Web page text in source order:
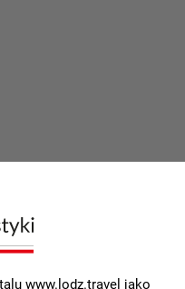
www.lodz.travel jako